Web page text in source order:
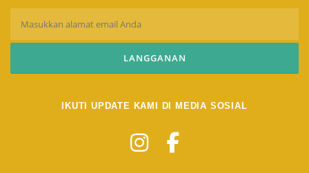
IKUTI UPDATE KAMI DI MEDIA SOSIAL